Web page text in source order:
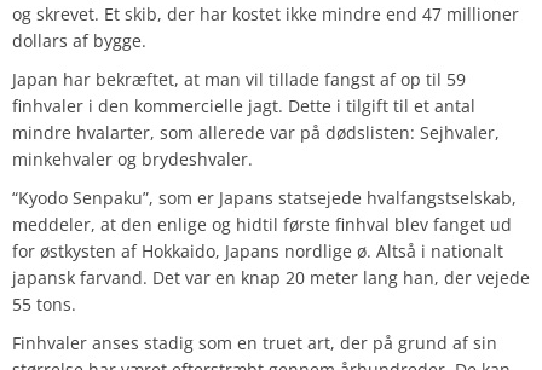
og skrevet. Et skib, der har kostet ikke mindre end 47 millioner
dollars af bygge.
Japan har bekræftet, at man vil tillade fangst af op til 59
finhvaler i den kommercielle jagt. Dette i tilgift til et antal
mindre hvalarter, som allerede var på dødslisten: Sejhvaler,
minkehvaler og brydeshvaler.
“Kyodo Senpaku”, som er Japans statsejede hvalfangstselskab,
meddeler, at den enlige og hidtil første finhval blev fanget ud
for østkysten af ​​Hokkaido, Japans nordlige ø. Altså i nationalt
japansk farvand. Det var en knap 20 meter lang han, der vejede
55 tons.
Finhvaler anses stadig som en truet art, der på grund af sin